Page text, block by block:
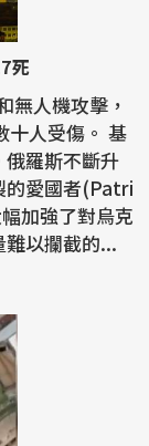
死
無人機攻擊，
人受傷。 基
羅斯不斷升
的愛國者(Patri
以攔截的...